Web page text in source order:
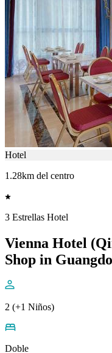
Hotel
1.28km del centro
3 Estrellas Hotel
Vienna Hotel
Shop in
2 (+1 Niños)
Doble